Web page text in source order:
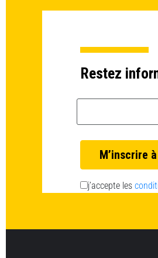
Restez
j’accepte les